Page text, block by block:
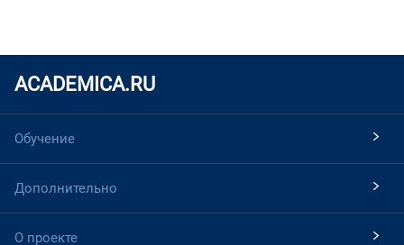
ACADEMICA.RU
Обучение
Дополнительно
О проекте